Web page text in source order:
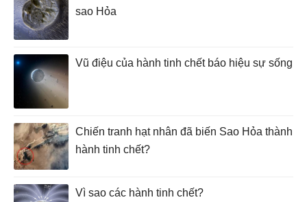
sao Hỏa
Vũ điệu của hành tinh chết báo hiệu sự sống
Chiến tranh hạt nhân đã biến Sao Hỏa thành
hành tinh chết?
Vì sao các hành tinh chết?